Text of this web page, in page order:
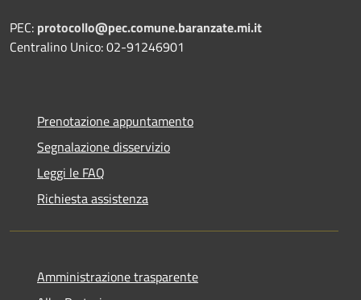
PEC: protocollo@pec.comune.baranzate.mi.it
Centralino Unico: 02-91246901
Prenotazione appuntamento
Segnalazione disservizio
Leggi le FAQ
Richiesta assistenza
Amministrazione trasparente